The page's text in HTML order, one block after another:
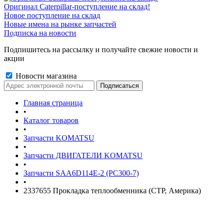
Оригинал Caterpillar-поступление на склад!
Новое поступление на склад
Новые имена на рынке запчастей
Подписка на новости
Подпишитесь на рассылку и получайте свежие новости и
акции
Новости магазина
Главная страница
•
Каталог товаров
•
Запчасти KOMATSU
•
Запчасти ДВИГАТЕЛИ KOMATSU
•
Запчасти SAA6D114E-2 (PC300-7)
•
2337655 Прокладка теплообменника (CTP, Америка)